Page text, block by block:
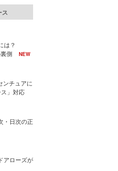
ス
は？
側
NEW
ンチュアに
」対応
・日次の正
アローズが